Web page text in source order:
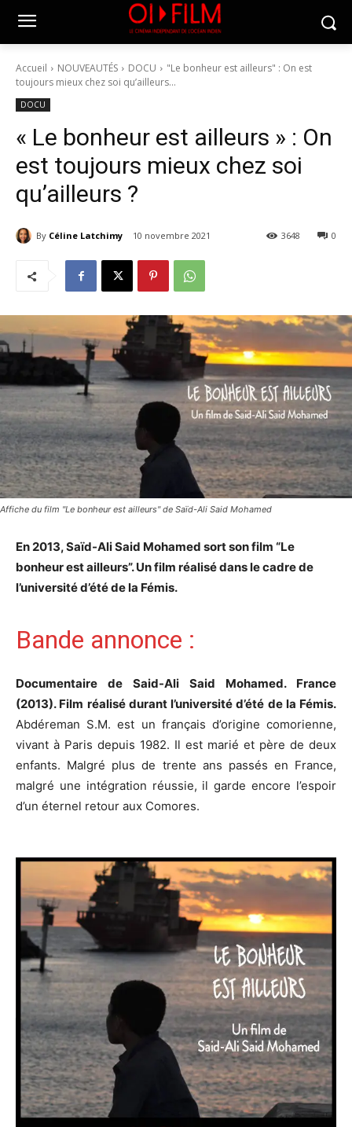
Accueil NOUVEAUTÉS DOCU
"Le bonheur est ailleurs" : On est
toujours mieux chez soi qu’ailleurs...
DOCU
« Le bonheur est ailleurs » : On
est toujours mieux chez soi
qu’ailleurs ?
By Céline Latchimy 10 novembre 2021 0
3648
Affiche du film "Le bonheur est ailleurs" de Saïd-Ali Said Mohamed
En 2013, Saïd-Ali Said Mohamed sort son film “Le
bonheur est ailleurs”. Un film réalisé dans le cadre de
l’université d’été de la Fémis.
Bande annonce :
Documentaire de Said-Ali Said Mohamed. France
(2013). Film réalisé durant l’université d’été de la Fémis.
Abdéreman S.M. est un français d’origine comorienne,
vivant à Paris depuis 1982. Il est marié et père de deux
enfants. Malgré plus de trente ans passés en France,
malgré une intégration réussie, il garde encore l’espoir
d’un éternel retour aux Comores.